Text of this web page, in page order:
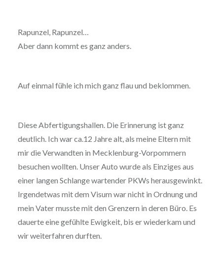
Rapunzel, Rapunzel…
Aber dann kommt es ganz anders.
Auf einmal fühle ich mich ganz flau und beklommen.
Diese Abfertigungshallen. Die Erinnerung ist ganz
deutlich. Ich war ca.12 Jahre alt, als meine Eltern mit
mir die Verwandten in Mecklenburg-Vorpommern
besuchen wollten. Unser Auto wurde als Einziges aus
einer langen Schlange wartender PKWs herausgewinkt.
Irgendetwas mit dem Visum war nicht in Ordnung und
mein Vater musste mit den Grenzern in deren Büro. Es
dauerte eine gefühlte Ewigkeit, bis er wiederkam und
wir weiterfahren durften.